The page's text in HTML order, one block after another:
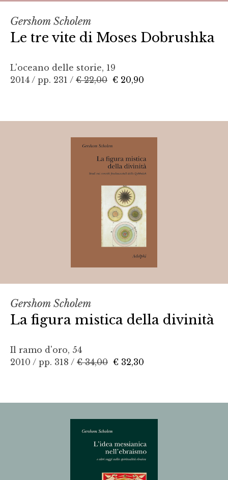
Gershom Scholem
Le tre vite di Moses Dobrushka
L'oceano delle storie, 19
2014 / pp. 231 / € 22,00 € 20,90
Gershom Scholem
La figura mistica della divinità
Il ramo d'oro, 54
2010 / pp. 318 / € 34,00 € 32,30